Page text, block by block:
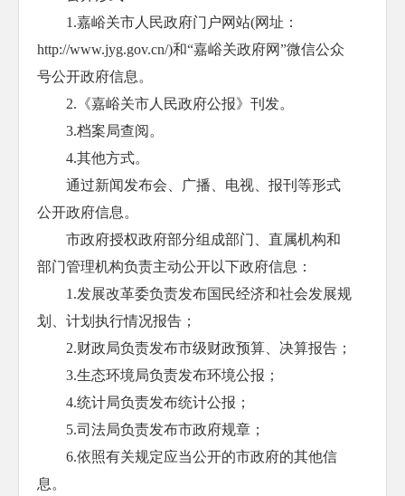
1.嘉峪关市人民政府门户网站(网址：
http://www.jyg.gov.cn/)和“嘉峪关政府网”微信公众
号公开政府信息。
2.《嘉峪关市人民政府公报》刊发。
3.档案局查阅。
4.其他方式。
通过新闻发布会、广播、电视、报刊等形式
公开政府信息。
市政府授权政府部分组成部门、直属机构和
部门管理机构负责主动公开以下政府信息：
1.发展改革委负责发布国民经济和社会发展规
划、计划执行情况报告；
2.财政局负责发布市级财政预算、决算报告；
3.生态环境局负责发布环境公报；
4.统计局负责发布统计公报；
5.司法局负责发布市政府规章；
6.依照有关规定应当公开的市政府的其他信
息。